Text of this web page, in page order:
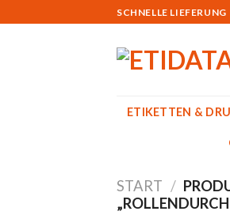
to
SCHNELLE LIEFERUNG
ETIKETTEN &
START /